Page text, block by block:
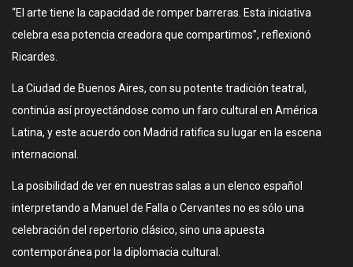
“El arte tiene la capacidad de romper barreras. Esta iniciativa
celebra esa potencia creadora que compartimos”, reflexionó
Ricardes.
La Ciudad de Buenos Aires, con su potente tradición teatral,
continúa así proyectándose como un faro cultural en América
Latina, y este acuerdo con Madrid ratifica su lugar en la escena
internacional.
La posibilidad de ver en nuestras salas a un elenco español
interpretando a Manuel de Falla o Cervantes no es sólo una
celebración del repertorio clásico, sino una apuesta
contemporánea por la diplomacia cultural.